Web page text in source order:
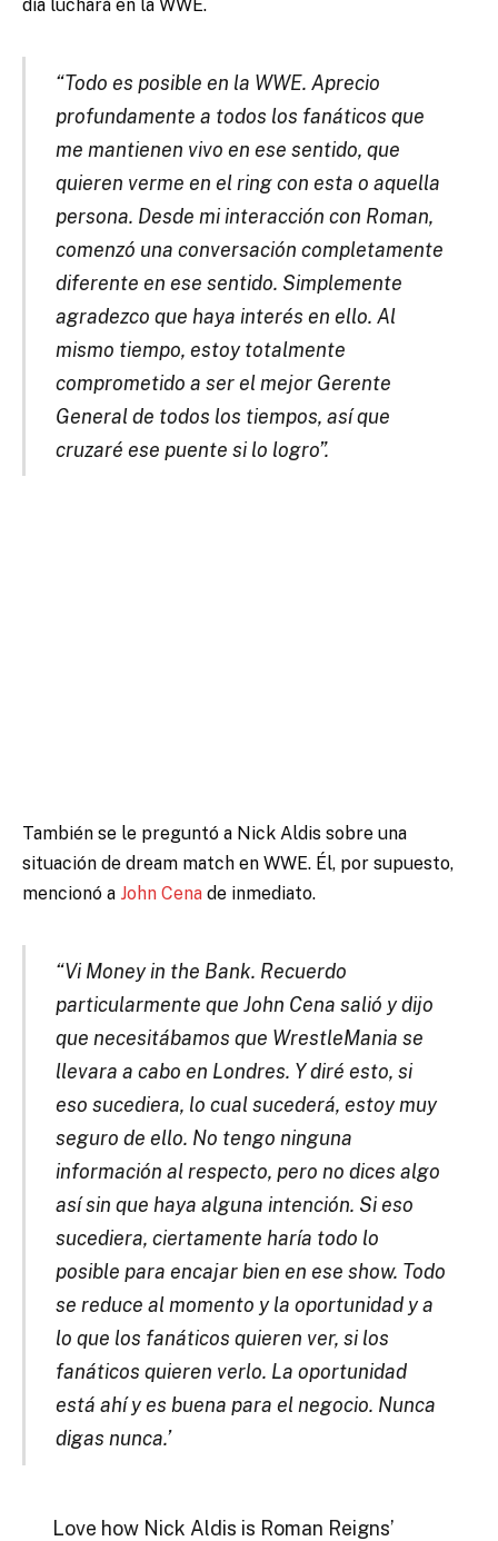
día luchará en la WWE.
“Todo es posible en la WWE. Aprecio
profundamente a todos los fanáticos que
me mantienen vivo en ese sentido, que
quieren verme en el ring con esta o aquella
persona. Desde mi interacción con Roman,
comenzó una conversación completamente
diferente en ese sentido. Simplemente
agradezco que haya interés en ello. Al
mismo tiempo, estoy totalmente
comprometido a ser el mejor Gerente
General de todos los tiempos, así que
cruzaré ese puente si lo logro”.
También se le preguntó a Nick Aldis sobre una
situación de dream match en WWE. Él, por supuesto,
mencionó a John Cena de inmediato.
“Vi Money in the Bank. Recuerdo
particularmente que John Cena salió y dijo
que necesitábamos que WrestleMania se
llevara a cabo en Londres. Y diré esto, si
eso sucediera, lo cual sucederá, estoy muy
seguro de ello. No tengo ninguna
información al respecto, pero no dices algo
así sin que haya alguna intención. Si eso
sucediera, ciertamente haría todo lo
posible para encajar bien en ese show. Todo
se reduce al momento y la oportunidad y a
lo que los fanáticos quieren ver, si los
fanáticos quieren verlo. La oportunidad
está ahí y es buena para el negocio. Nunca
digas nunca.’
Love how Nick Aldis is Roman Reigns’